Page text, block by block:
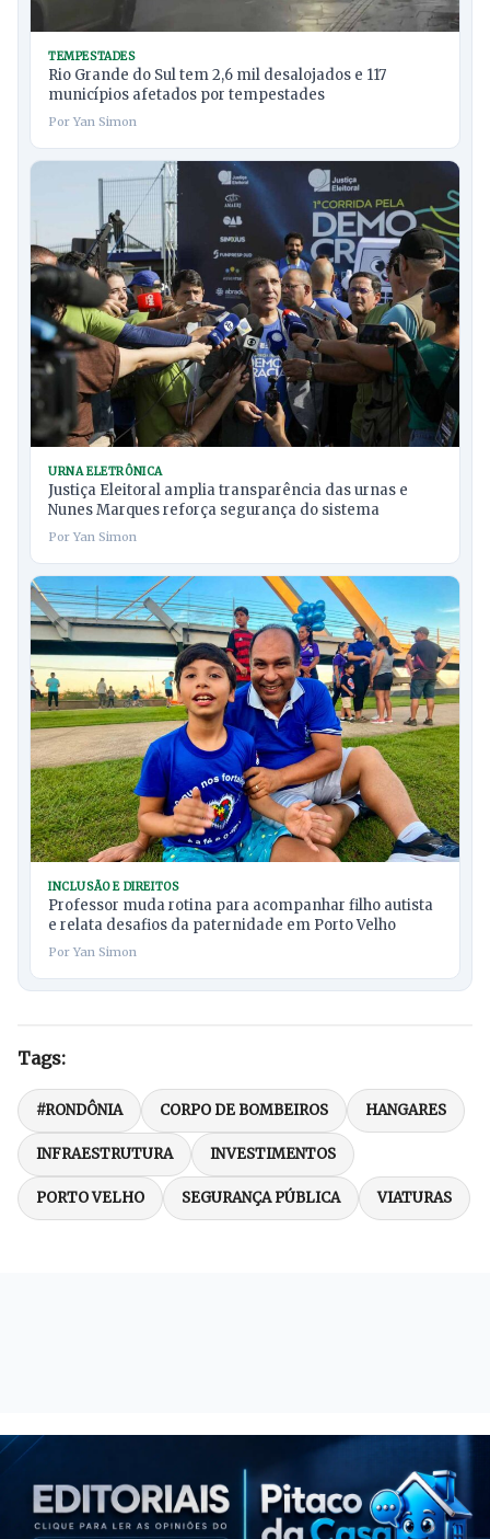
TEMPESTADES
Rio Grande do Sul tem 2,6 mil desalojados e 117
municípios afetados por tempestades
Por Yan Simon
URNA ELETRÔNICA
Justiça Eleitoral amplia transparência das urnas e
Nunes Marques reforça segurança do sistema
Por Yan Simon
INCLUSÃO E DIREITOS
Professor muda rotina para acompanhar filho autista
e relata desafios da paternidade em Porto Velho
Por Yan Simon
Tags:
#RONDÔNIA CORPO DE BOMBEIROS HANGARES
INFRAESTRUTURA INVESTIMENTOS
PORTO VELHO SEGURANÇA PÚBLICA VIATURAS